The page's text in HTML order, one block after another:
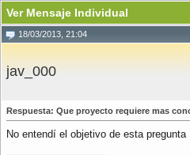
Ver Mensaje Individual
18/03/2013, 21:04
jav_000
Respuesta: Que proyecto requiere mas
No entendí el objetivo de esta pregunta